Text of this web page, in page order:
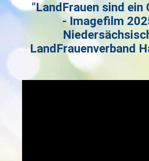
"LandFrauen sind ein
- Imagefilm
LandFrauenverband